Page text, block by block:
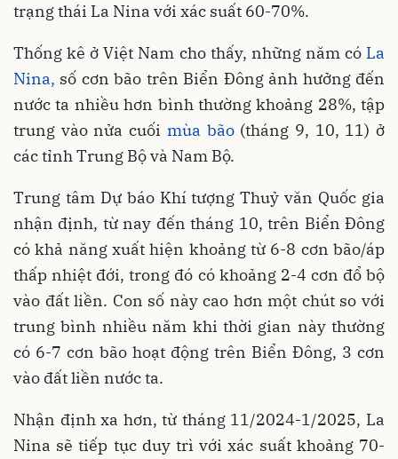
trạng thái La Nina với xác suất 60-70%.
Thống kê ở Việt Nam cho thấy, những năm có La
Nina, số cơn bão trên Biển Đông ảnh hưởng đến
nước ta nhiều hơn bình thường khoảng 28%, tập
trung vào nửa cuối mùa bão(tháng 9, 10, 11) ở
các tỉnh Trung Bộ và Nam Bộ.
Trung tâm Dự báo Khí tượng Thuỷ văn Quốc gia
nhận định, từ nay đến tháng 10, trên Biển Đông
có khả năng xuất hiện khoảng từ 6-8 cơn bão/áp
thấp nhiệt đới, trong đó có khoảng 2-4 cơn đổ bộ
vào đất liền. Con số này cao hơn một chút so với
trung bình nhiều năm khi thời gian này thường
có 6-7 cơn bão hoạt động trên Biển Đông, 3 cơn
vào đất liền nước ta.
Nhận định xa hơn, từ tháng 11/2024-1/2025, La
Nina sẽ tiếp tục duy trì với xác suất khoảng 70-